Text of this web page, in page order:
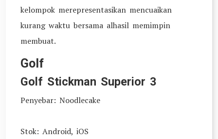
kelompok merepresentasikan mencuaikan
kurang waktu bersama alhasil memimpin
membuat.
Golf
Golf Stickman Superior 3
Penyebar: Noodlecake
Stok: Android, iOS